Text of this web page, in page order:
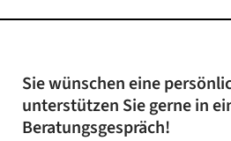
Sie wünschen eine
unterstützen Sie gerne in
Beratungsgespräch!